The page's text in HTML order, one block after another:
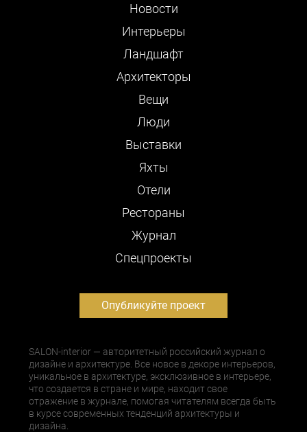
Новости
Интерьеры
Ландшафт
Архитекторы
Вещи
Люди
Выставки
Яхты
Отели
Рестораны
Журнал
Cпецпроекты
Опубликуйте проект
SALON-interior — авторитетный российский журнал о
дизайне и архитектуре. Все новое в декоре интерьеров,
уникальное в архитектуре, эксклюзивное в интерьере,
что создается в стране и мире, находит свое
отражение в журнале, помогая читателям всегда быть
в курсе современных тенденций архитектуры и
дизайна.